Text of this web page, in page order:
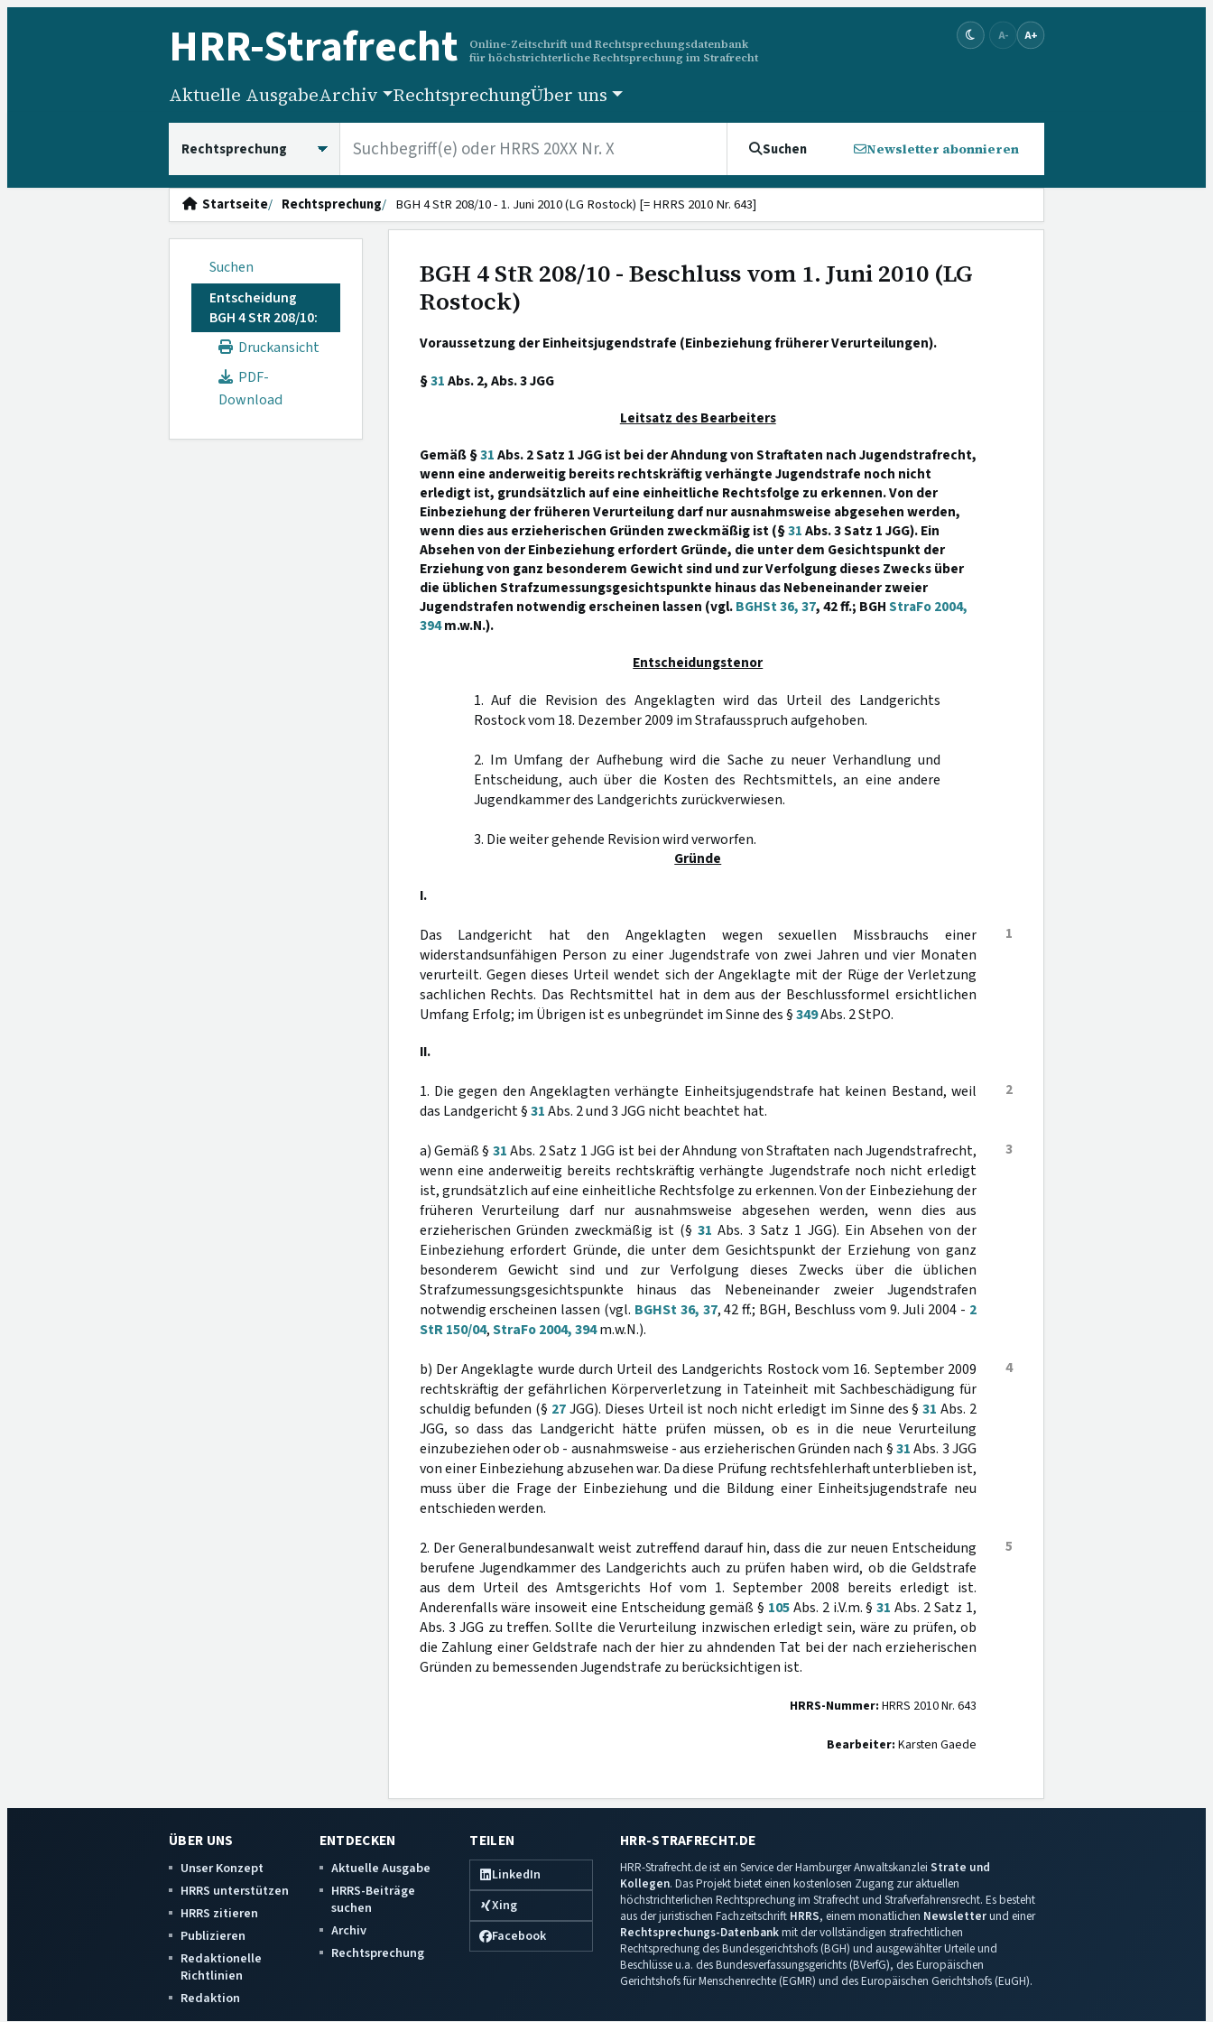
HRR-Strafrecht
Online-Zeitschrift und Rechtsprechungsdatenbank
für höchstrichterliche Rechtsprechung im Strafrecht
A- A+
Aktuelle AusgabeArchiv RechtsprechungÜber uns
Suchen Newsletter abonnieren
Startseite Rechtsprechung BGH 4 StR 208/10 - 1. Juni 2010 (LG Rostock) [= HRRS 2010 Nr. 643]
Suchen
Entscheidung
BGH 4 StR 208/10:
Druckansicht
PDF-
Download
BGH 4 StR 208/10 - Beschluss vom 1. Juni 2010 (LG
Rostock)
Voraussetzung der Einheitsjugendstrafe (Einbeziehung früherer Verurteilungen).
§31Abs. 2, Abs. 3 JGG
Leitsatz des Bearbeiters
Gemäß §31Abs. 2 Satz 1 JGG ist bei der Ahndung von Straftaten nach Jugendstrafrecht,
wenn eine anderweitig bereits rechtskräftig verhängte Jugendstrafe noch nicht
erledigt ist, grundsätzlich auf eine einheitliche Rechtsfolge zu erkennen. Von der
Einbeziehung der früheren Verurteilung darf nur ausnahmsweise abgesehen werden,
wenn dies aus erzieherischen Gründen zweckmäßig ist (§31Abs. 3 Satz 1 JGG). Ein
Absehen von der Einbeziehung erfordert Gründe, die unter dem Gesichtspunkt der
Erziehung von ganz besonderem Gewicht sind und zur Verfolgung dieses Zwecks über
die üblichen Strafzumessungsgesichtspunkte hinaus das Nebeneinander zweier
Jugendstrafen notwendig erscheinen lassen (vgl.BGHSt 36, 37, 42 ff.; BGHStraFo 2004,
394m.w.N.).
Entscheidungstenor
1. Auf die Revision des Angeklagten wird das Urteil des Landgerichts
Rostock vom 18. Dezember 2009 im Strafausspruch aufgehoben.
2. Im Umfang der Aufhebung wird die Sache zu neuer Verhandlung und
Entscheidung, auch über die Kosten des Rechtsmittels, an eine andere
Jugendkammer des Landgerichts zurückverwiesen.
3. Die weiter gehende Revision wird verworfen.
Gründe
I.
1
Das Landgericht hat den Angeklagten wegen sexuellen Missbrauchs einer
widerstandsunfähigen Person zu einer Jugendstrafe von zwei Jahren und vier Monaten
verurteilt. Gegen dieses Urteil wendet sich der Angeklagte mit der Rüge der Verletzung
sachlichen Rechts. Das Rechtsmittel hat in dem aus der Beschlussformel ersichtlichen
Umfang Erfolg; im Übrigen ist es unbegründet im Sinne des §349Abs. 2 StPO.
II.
2
1. Die gegen den Angeklagten verhängte Einheitsjugendstrafe hat keinen Bestand, weil
das Landgericht §31Abs. 2 und 3 JGG nicht beachtet hat.
3
a) Gemäß § 31Abs. 2 Satz 1 JGG ist bei der Ahndung von Straftaten nach Jugendstrafrecht,
wenn eine anderweitig bereits rechtskräftig verhängte Jugendstrafe noch nicht erledigt
ist, grundsätzlich auf eine einheitliche Rechtsfolge zu erkennen. Von der Einbeziehung der
früheren Verurteilung darf nur ausnahmsweise abgesehen werden, wenn dies aus
erzieherischen Gründen zweckmäßig ist (§31 Abs. 3 Satz 1 JGG). Ein Absehen von der
Einbeziehung erfordert Gründe, die unter dem Gesichtspunkt der Erziehung von ganz
besonderem Gewicht sind und zur Verfolgung dieses Zwecks über die üblichen
Strafzumessungsgesichtspunkte hinaus das Nebeneinander zweier Jugendstrafen
notwendig erscheinen lassen (vgl. BGHSt 36, 37, 42 ff.; BGH, Beschluss vom 9. Juli 2004 - 2
StR 150/04,StraFo 2004, 394m.w.N.).
4
b) Der Angeklagte wurde durch Urteil des Landgerichts Rostock vom 16. September 2009
rechtskräftig der gefährlichen Körperverletzung in Tateinheit mit Sachbeschädigung für
schuldig befunden (§ 27JGG). Dieses Urteil ist noch nicht erledigt im Sinne des §31 Abs. 2
JGG, so dass das Landgericht hätte prüfen müssen, ob es in die neue Verurteilung
einzubeziehen oder ob - ausnahmsweise - aus erzieherischen Gründen nach §31Abs. 3 JGG
von einer Einbeziehung abzusehen war. Da diese Prüfung rechtsfehlerhaft unterblieben ist,
muss über die Frage der Einbeziehung und die Bildung einer Einheitsjugendstrafe neu
entschieden werden.
5
2. Der Generalbundesanwalt weist zutreffend darauf hin, dass die zur neuen Entscheidung
berufene Jugendkammer des Landgerichts auch zu prüfen haben wird, ob die Geldstrafe
aus dem Urteil des Amtsgerichts Hof vom 1. September 2008 bereits erledigt ist.
Anderenfalls wäre insoweit eine Entscheidung gemäß § 105Abs. 2 i.V.m. §31 Abs. 2 Satz 1,
Abs. 3 JGG zu treffen. Sollte die Verurteilung inzwischen erledigt sein, wäre zu prüfen, ob
die Zahlung einer Geldstrafe nach der hier zu ahndenden Tat bei der nach erzieherischen
Gründen zu bemessenden Jugendstrafe zu berücksichtigen ist.
HRRS-Nummer: HRRS 2010 Nr. 643
Bearbeiter: Karsten Gaede
ÜBER UNS
Unser Konzept
HRRS unterstützen
HRRS zitieren
Publizieren
Redaktionelle
Richtlinien
Redaktion
ENTDECKEN
Aktuelle Ausgabe
HRRS-Beiträge
suchen
Archiv
Rechtsprechung
TEILEN
LinkedIn
Xing
Facebook
HRR-STRAFRECHT.DE
HRR-Strafrecht.de ist ein Service der Hamburger Anwaltskanzlei Strate und
Kollegen. Das Projekt bietet einen kostenlosen Zugang zur aktuellen
höchstrichterlichen Rechtsprechung im Strafrecht und Strafverfahrensrecht. Es besteht
aus der juristischen Fachzeitschrift HRRS, einem monatlichen Newsletterund einer
Rechtsprechungs-Datenbankmit der vollständigen strafrechtlichen
Rechtsprechung des Bundesgerichtshofs (BGH) und ausgewählter Urteile und
Beschlüsse u.a. des Bundesverfassungsgerichts (BVerfG), des Europäischen
Gerichtshofs für Menschenrechte (EGMR) und des Europäischen Gerichtshofs (EuGH).